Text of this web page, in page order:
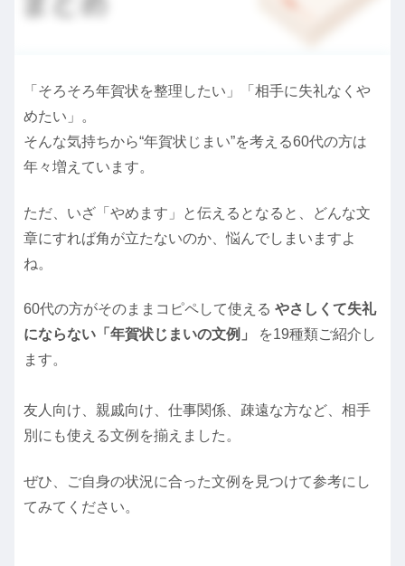
「そろそろ年賀状を整理したい」「相手に失礼なくや
めたい」。
そんな気持ちから“年賀状じまい”を考える60代の方は
年々増えています。
ただ、いざ「やめます」と伝えるとなると、どんな文
章にすれば角が立たないのか、悩んでしまいますよ
ね。
60代の方がそのままコピペして使える やさしくて失礼
にならない「年賀状じまいの文例」
を19種類ご紹介し
ます。
友人向け、親戚向け、仕事関係、疎遠な方など、相手
別にも使える文例を揃えました。
ぜひ、ご自身の状況に合った文例を見つけて参考にし
てみてください。